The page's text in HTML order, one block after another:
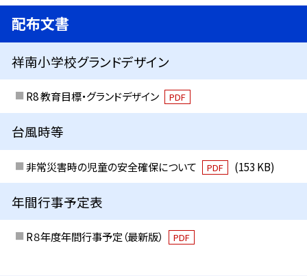
配布文書
祥南小学校グランドデザイン
R8 教育目標・グランドデザイン PDF
台風時等
非常災害時の児童の安全確保について PDF (153 KB)
年間行事予定表
R８年度年間行事予定（最新版） PDF